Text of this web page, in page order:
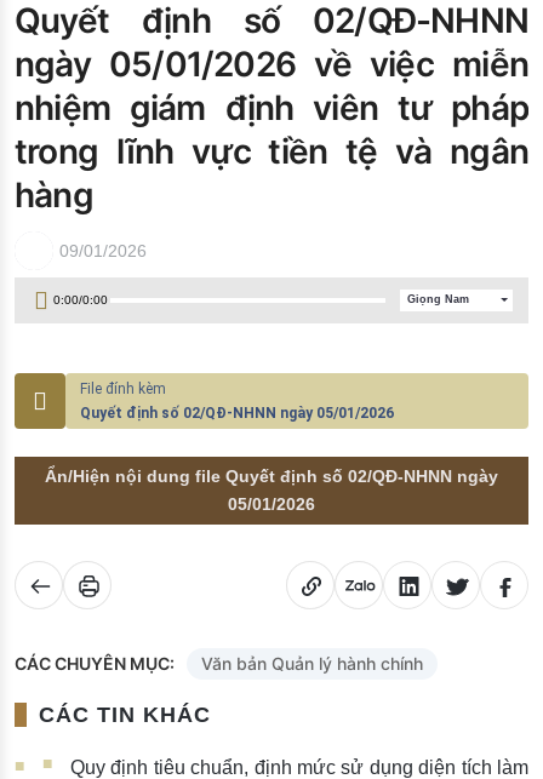
Đào tạo ISO
Quyết định số 02/QĐ-NHNN
ngày 05/01/2026 về việc miễn
nhiệm giám định viên tư pháp
trong lĩnh vực tiền tệ và ngân
hàng
09/01/2026
0:00/0:00 Giọng Nam
Quyết định số 02/QĐ-NHNN ngày 05/01/2026
Ẩn/Hiện nội dung file Quyết định số 02/QĐ-NHNN ngày
05/01/2026
CÁC CHUYÊN MỤC: Văn bản Quản lý hành chính
CÁC TIN KHÁC
Quy định tiêu chuẩn, định mức sử dụng diện tích làm